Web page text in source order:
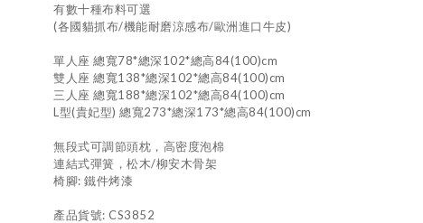
有數十種布料可選
(各國貓抓布/機能耐磨涼感布/歐洲進口牛皮)
單人座 總寬78*總深102*總高84(100)cm
雙人座 總寬138*總深102*總高84(100)cm
三人座 總寬188*總深102*總高84(100)cm
L型(貴妃型) 總寬273*總深173*總高84(100)cm
無段式可調節頭枕，高密度泡棉
連結式彈簧，松木/柳安木骨架
椅腳: 鐵件烤漆
產品貨號: CS3852